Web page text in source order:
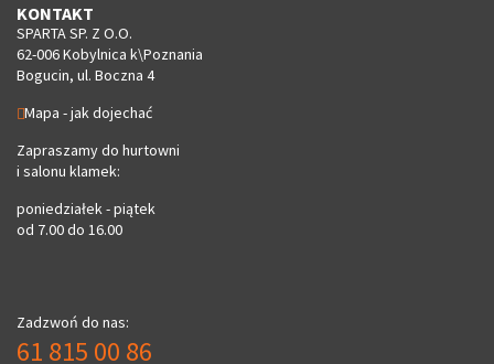
KONTAKT
SPARTA SP. Z O.O.
62-006 Kobylnica k\Poznania
Bogucin, ul. Boczna 4
Mapa - jak dojechać
Zapraszamy do hurtowni
i salonu klamek:
poniedziałek - piątek
od 7.00 do 16.00
Zadzwoń do nas:
61 815 00 86